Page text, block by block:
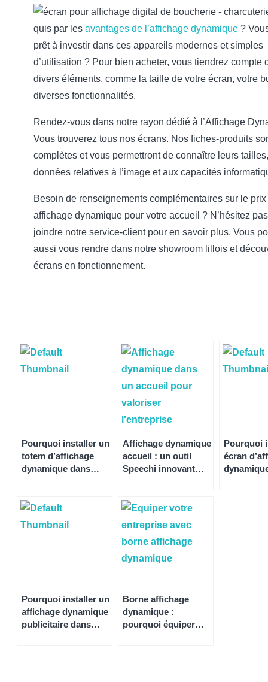
quis par les avantages de l’affichage dynamique ?
prêt à investir dans ces appareils modernes et simples
d’utilisation ? Pour bien acheter, vous tiendrez compte
divers éléments, comme la taille de votre écran, votre
diverses fonctionnalités.
Rendez-vous dans notre rayon dédié à l’Affichage
Vous trouverez tous nos écrans. Nos fiches-produits
complètes et vous permettront de connaître leurs
données relatives à l’image et aux capacités
Besoin de renseignements complémentaires sur le prix
affichage dynamique pour votre accueil ? N’hésitez
joindre notre service-client pour en savoir plus. Vous
aussi vous rendre dans notre showroom lillois et
écrans en fonctionnement.
Pourquoi installer un
totem d’affichage
dynamique dans
Affichage dynamique
accueil : un outil
Speechi innovant
Pourquoi
écran
Pourquoi installer un
affichage dynamique
publicitaire dans
Borne affichage
dynamique :
pourquoi équiper